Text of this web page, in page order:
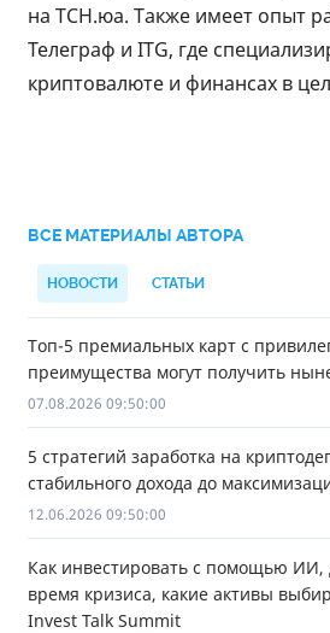
на ТСН.юа. Также имеет опыт
Телеграф и ITG, где
криптовалюте и финансах в
ВСЕ МАТЕРИАЛЫ АВТОРА
НОВОСТИ СТАТЬИ
Топ-5 премиальных карт с
преимущества могут получить
07.08.2026 09:50:00
5 стратегий заработка на
стабильного дохода до
12.06.2026 09:50:00
Как инвестировать с помощью ИИ,
время кризиса, какие активы
Invest Talk Summit